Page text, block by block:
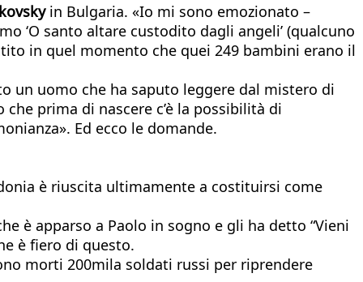
in Bulgaria. «Io mi sono emozionato –
‘O santo altare custodito dagli angeli’ (qualcuno
in quel momento che quei 249 bambini erano il
un uomo che ha saputo leggere dal mistero di
prima di nascere c’è la possibilità di
Ed ecco le domande.
è riuscita ultimamente a costituirsi come
è apparso a Paolo in sogno e gli ha detto “Vieni
è fiero di questo.
morti 200mila soldati russi per riprendere